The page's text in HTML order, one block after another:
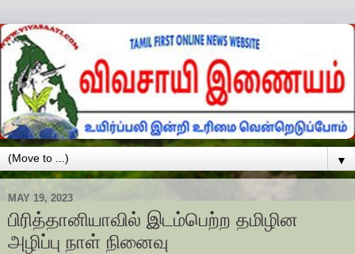
▼
MAY 19, 2023
பிரித்தானியாவில் இடம்பெற்ற தமிழின
அழிப்பு நாள் நினைவு